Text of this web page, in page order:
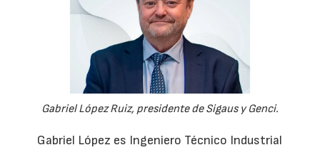
Gabriel López Ruiz, presidente de Sigaus y Genci.
Gabriel López es Ingeniero Técnico Industrial